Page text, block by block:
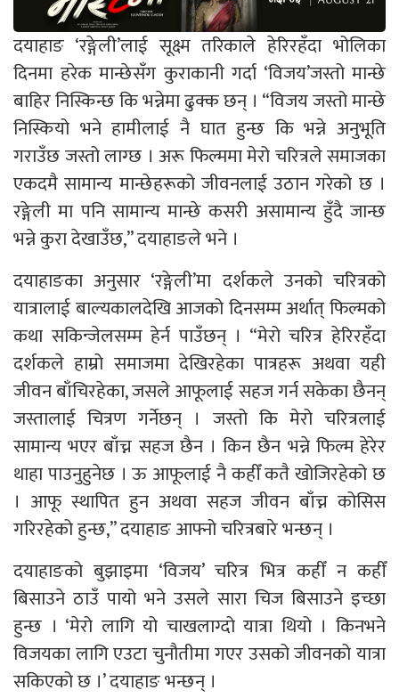
दयाहाङ ‘रङ्गेली’लाई सूक्ष्म तरिकाले हेरिरहँदा भोलिका
दिनमा हरेक मान्छेसँग कुराकानी गर्दा ‘विजय’जस्तो मान्छे
बाहिर निस्किन्छ कि भन्नेमा ढुक्क छन् । “विजय जस्तो मान्छे
निस्कियो भने हामीलाई नै घात हुन्छ कि भन्ने अनुभूति
गराउँछ जस्तो लाग्छ । अरू फिल्ममा मेरो चरित्रले समाजका
एकदमै सामान्य मान्छेहरूको जीवनलाई उठान गरेको छ ।
रङ्गेली मा पनि सामान्य मान्छे कसरी असामान्य हुँदै जान्छ
भन्ने कुरा देखाउँछ,” दयाहाङले भने ।
दयाहाङका अनुसार ‘रङ्गेली’मा दर्शकले उनको चरित्रको
यात्रालाई बाल्यकालदेखि आजको दिनसम्म अर्थात् फिल्मको
कथा सकिन्जेलसम्म हेर्न पाउँछन् । “मेरो चरित्र हेरिरहँदा
दर्शकले हाम्रो समाजमा देखिरहेका पात्रहरू अथवा यही
जीवन बाँचिरहेका, जसले आफूलाई सहज गर्न सकेका छैनन्
जस्तालाई चित्रण गर्नेछन् । जस्तो कि मेरो चरित्रलाई
सामान्य भएर बाँच्न सहज छैन । किन छैन भन्ने फिल्म हेरेर
थाहा पाउनुहुनेछ । ऊ आफूलाई नै कहीँ कतै खोजिरहेको छ
। आफू स्थापित हुन अथवा सहज जीवन बाँच्न कोसिस
गरिरहेको हुन्छ,” दयाहाङ आफ्नो चरित्रबारे भन्छन् ।
दयाहाङको बुझाइमा ‘विजय’ चरित्र भित्र कहीँ न कहीँ
बिसाउने ठाउँ पायो भने उसले सारा चिज बिसाउने इच्छा
हुन्छ । ‘मेरो लागि यो चाखलाग्दो यात्रा थियो । किनभने
विजयका लागि एउटा चुनौतीमा गएर उसको जीवनको यात्रा
सकिएको छ ।’ दयाहाङ भन्छन् ।